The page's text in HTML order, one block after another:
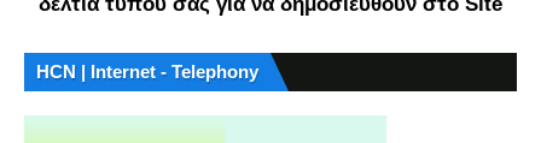
δελτία τύπου σας για να δημοσιευθούν στο Site
HCN | Internet - Telephony